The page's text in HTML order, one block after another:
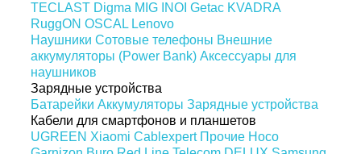
TECLAST Digma MIG INOI Getac KVADRA
RuggON OSCAL Lenovo
Наушники Сотовые телефоны Внешние
аккумуляторы (Power Bank) Аксессуары для
наушников
Зарядные устройства
Батарейки Аккумуляторы Зарядные устройства
Кабели для смартфонов и планшетов
UGREEN Xiaomi Cablexpert Прочие Hoco